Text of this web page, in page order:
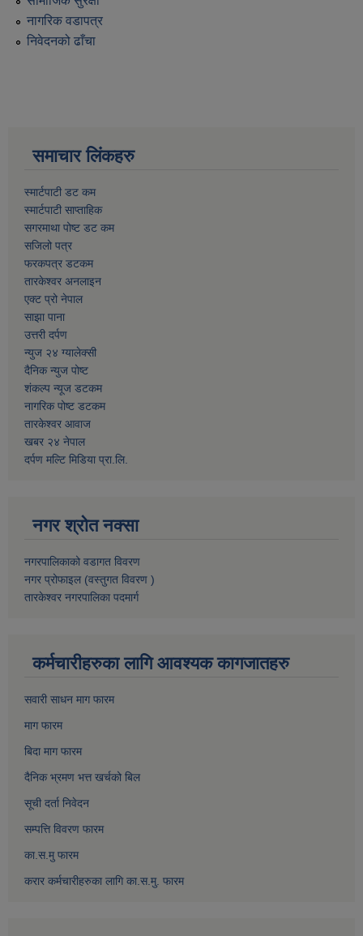
नागरिक वडापत्र
निवेदनको ढाँचा
समाचार लिंकहरु
स्मार्टपाटी डट कम
स्मार्टपाटी साप्ताहिक
सगरमाथा पोष्ट डट कम
सजिलो पत्र
फरकपत्र डटकम
तारकेश्वर अनलाइन
एक्ट प्रो नेपाल
साझा पाना
उत्तरी दर्पण
न्युज २४ ग्यालेक्सी
दैनिक न्युज पोष्ट
शंकल्प न्यूज डटकम
नागरिक पोष्ट डटकम
तारकेश्वर आवाज
खबर २४ नेपाल
दर्पण मल्टि मिडिया प्रा.लि.
नगर श्रोत नक्सा
नगरपालिकाको वडागत विवरण
नगर प्रोफाइल (वस्तुगत विवरण )
तारकेश्वर नगरपालिका पदमार्ग
कर्मचारीहरुका लागि आवश्यक कागजातहरु
सवारी साधन माग फारम
माग फारम
बिदा माग फारम
दैनिक भ्रमण भत्त खर्चको बिल
सूची दर्ता निवेदन
सम्पत्ति विवरण फारम
का.स.मु फारम
करार कर्मचारीहरुका लागि का.स.मु. फारम